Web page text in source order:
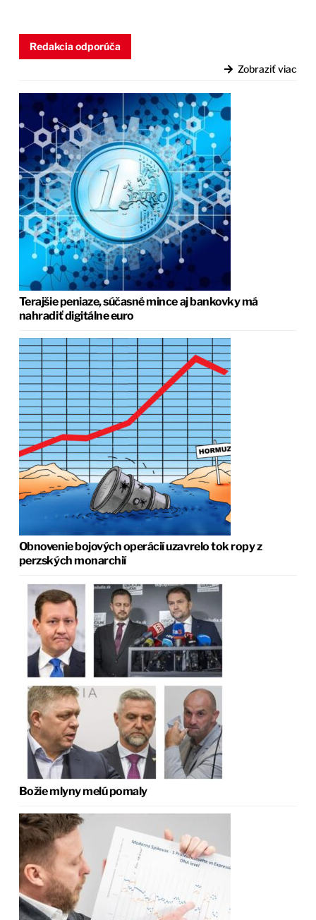
Redakcia odporúča
Zobraziť viac
Terajšie peniaze, súčasné mince aj bankovky má
nahradiť digitálne euro
Obnovenie bojových operácií uzavrelo tok ropy z
perzských monarchií
Božie mlyny melú pomaly